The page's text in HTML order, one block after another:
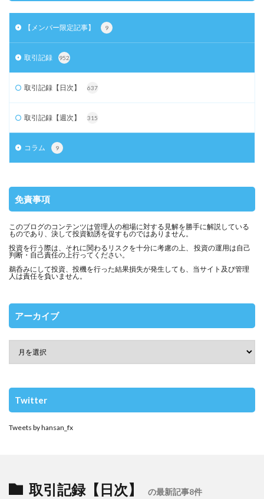
【メンバー限定記事】 9
取引記録 952
取引記録【日次】 637
取引記録【週次】 315
コラム 9
免責事項
このブログのコンテンツは管理人の相場に対する見解を勝手に解説している
ものであり、決して投資勧誘を促すものではありません。
投資を行う際は、それに関わるリスクを十分に考慮の上、 投資の運用は自己
判断・自己責任の上行ってください。
鵜呑みにして投資、投機を行った結果損失が発生しても、当サイト及び管理
人は責任を負いません。
アーカイブ
Twitter
Tweets by hansan_fx
取引記録【日次】 の最新記事8件